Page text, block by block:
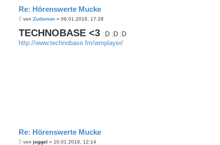
Re: Hörenswerte Mucke
B
i
t
r
von Zudomon » 09.01.2016, 17:28
TECHNOBASE <3 :D :D :D
http://www.technobase.fm/wmplayer/
Re: Hörenswerte Mucke
Bvon joggel » 10.01.2016, 12:14